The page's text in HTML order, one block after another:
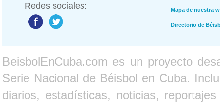
Redes sociales: Mapa de nuestra
Directorio de
BeisbolEnCuba.com es un proyecto
Serie Nacional de Béisbol en Cuba.
diarios, estadísticas, noticias,